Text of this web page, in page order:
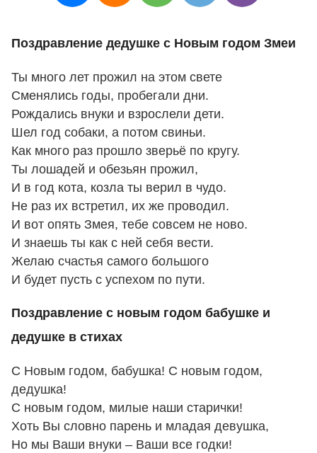
Поздравление дедушке с Новым годом Змеи
Ты много лет прожил на этом свете
Сменялись годы, пробегали дни.
Рождались внуки и взрослели дети.
Шел год собаки, а потом свиньи.
Как много раз прошло зверьё по кругу.
Ты лошадей и обезьян прожил,
И в год кота, козла ты верил в чудо.
Не раз их встретил, их же проводил.
И вот опять Змея, тебе совсем не ново.
И знаешь ты как с ней себя вести.
Желаю счастья самого большого
И будет пусть с успехом по пути.
Поздравление с новым годом бабушке и
дедушке в стихах
С Новым годом, бабушка! С новым годом,
дедушка!
С новым годом, милые наши старички!
Хоть Вы словно парень и младая девушка,
Но мы Ваши внуки – Ваши все годки!